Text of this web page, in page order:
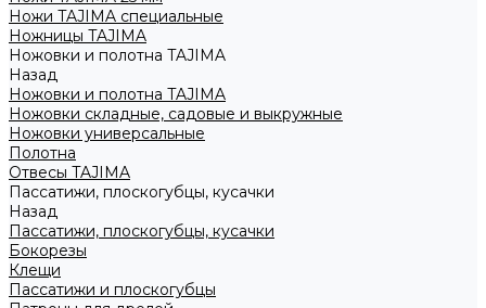
Ножи TAJIMA специальные
Ножницы TAJIMA
Ножовки и полотна TAJIMA
Назад
Ножовки и полотна TAJIMA
Ножовки складные, садовые и выкружные
Ножовки универсальные
Полотна
Отвесы TAJIMA
Пассатижи, плоскогубцы, кусачки
Назад
Пассатижи, плоскогубцы, кусачки
Бокорезы
Клещи
Пассатижи и плоскогубцы